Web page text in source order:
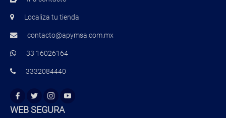
Localiza tu tienda
contacto@apymsa.com.mx
33 16026164
3332084440
WEB SEGURA